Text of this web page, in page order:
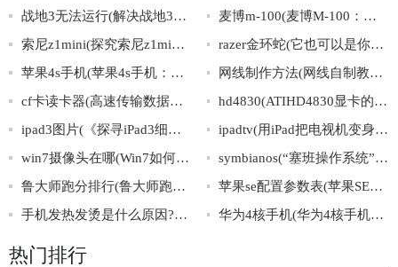
战地3无法运行(解决战地3无法启动问题的有效方法)
麦博m-100(麦博M-100：领跑无线耳机市场的新冠军)
索尼z1mini(探究索尼z1mini的规格与优势)
razer金环蛇(它也可以是你的一份信仰：Razer金环蛇)
苹果4s手机(苹果4s手机：性能优越，多功能应用，值得信赖)
网线制作方法(网线自制教程：打造稳定高速的家庭网络)
cf卡读卡器(高速传输数据，又小又便携——CF卡读卡器)
hd4830(ATIHD4830显卡的参数、性能及评测分析)
ipad3图片(《探寻iPad3细节，多角度观看高清实拍图片》)
ipadtv(用iPad把电视机变身，畅享更大屏幕体验)
win7摄像头在哪(Win7如何查找并启用摄像头)
symbianos(“塞班操作系统”：电子科技界瑰宝)
鲁大师跑分排行(鲁大师跑分排行榜:测试全球智能手机性能排名)
苹果se配置参数表(苹果SE详细配置参数大全分享)
手机发热发烫是什么原因?怎么解决呢?(手机发热解决方法，省电省心安心！)
华为4核手机(华为4核手机——轻盈快速畅享流畅体验)
热门排行